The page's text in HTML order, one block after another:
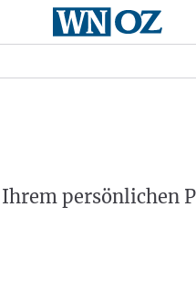
persönlichen